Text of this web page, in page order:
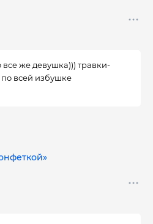
все же девушка))) травки-
всей избушке